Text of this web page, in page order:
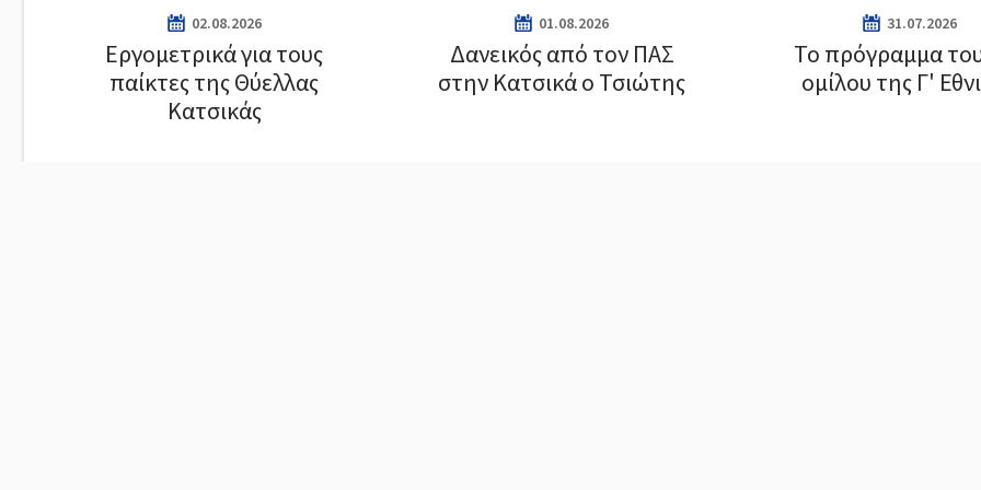
02.08.2026
Εργομετρικά για τους
παίκτες της Θύελλας
Κατσικάς
01.08.2026
Δανεικός από τον ΠΑΣ
στην Κατσικά ο Τσιώτης
31.07.2026
Το πρόγραμμα
ομίλου της Γ'